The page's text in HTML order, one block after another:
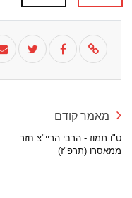
מאמר קודם
ט"ו תמוז - הרבי הריי"צ חזר
ממאסרו (תרפ"ז)